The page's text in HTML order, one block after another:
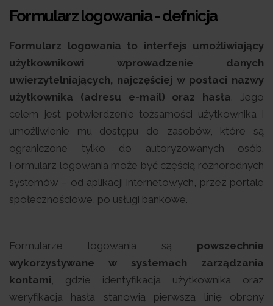
Formularz logowania - defnicja
Formularz logowania to interfejs umożliwiający
użytkownikowi wprowadzenie danych
uwierzytelniających, najczęściej w postaci nazwy
użytkownika (adresu e-mail) oraz hasła. Jego
celem jest potwierdzenie tożsamości użytkownika i
umożliwienie mu dostępu do zasobów, które są
ograniczone tylko do autoryzowanych osób.
Formularz logowania może być częścią różnorodnych
systemów – od aplikacji internetowych, przez portale
społecznościowe, po usługi bankowe.
Formularze logowania są powszechnie
wykorzystywane w systemach zarządzania
kontami , gdzie identyfikacja użytkownika oraz
weryfikacja hasła stanowią pierwszą linię obrony